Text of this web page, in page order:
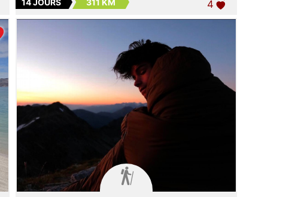
4
